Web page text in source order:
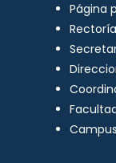
Página
Rectoría
Campus